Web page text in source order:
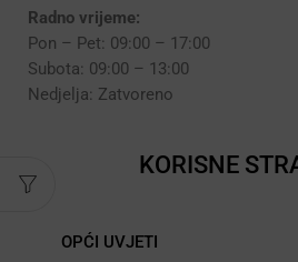
Radno vrijeme:
Pon – Pet: 09:00 – 17:00
Subota: 09:00 – 13:00
Nedjelja: Zatvoreno
KORISNE
OPĆI UVJETI